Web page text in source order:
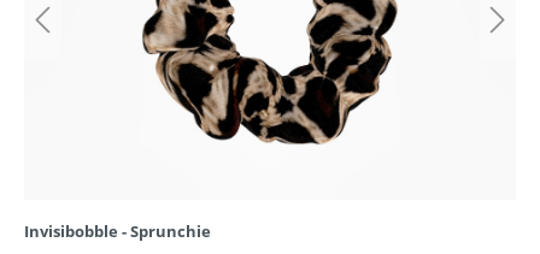
Invisibobble - Sprunchie